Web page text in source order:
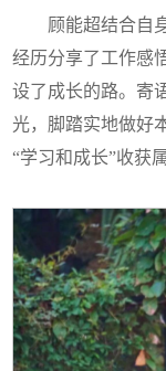
顾能超结合自
经历分享了工作感
设了成长的路。寄
光，脚踏实地做好
“学习和成长”收获